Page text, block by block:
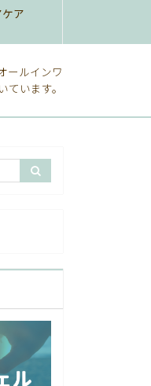
ア
ールインワ
います。